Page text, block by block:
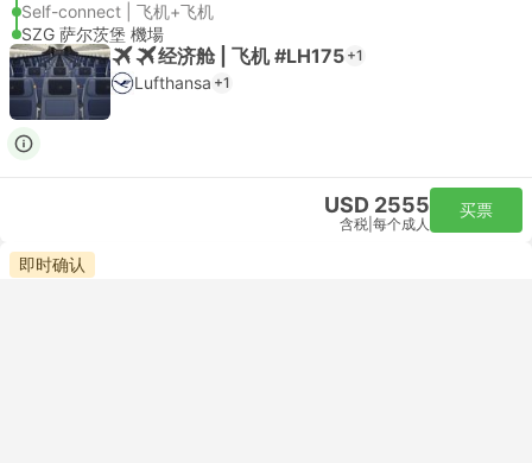
Self-connect | 飞机+飞机
SZG 萨尔茨堡 機場
经济舱 | 飞机 #LH175 +1
Lufthansa +1
USD 2555
含税 每个成人
买票
即时确认